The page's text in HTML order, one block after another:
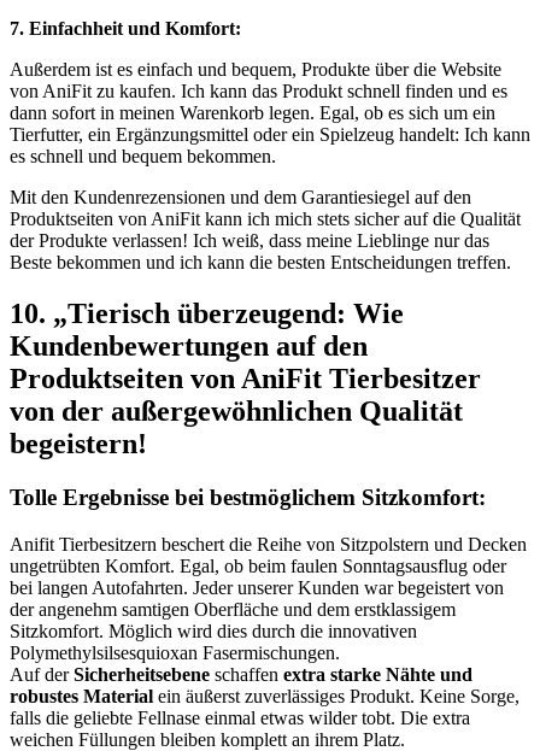
7. Einfachheit und Komfort:
Außerdem ⁢ist es einfach und bequem, Produkte über die Website
von⁤ AniFit zu kaufen. Ich kann das Produkt‍ schnell finden und es
dann ⁣sofort in meinen Warenkorb legen.‍ Egal, ob es ⁢sich um ⁤ein
Tierfutter, ein Ergänzungsmittel oder ein Spielzeug handelt: Ich‌ kann
es schnell und bequem bekommen.
Mit den Kundenrezensionen und dem Garantiesiegel auf den
Produktseiten von AniFit kann ich mich stets sicher auf die Qualität
‌der Produkte verlassen! Ich weiß, ⁤dass meine Lieblinge nur das
Beste​ bekommen und ich⁤ kann die besten Entscheidungen treffen.
10. „Tierisch ⁣überzeugend: Wie
Kundenbewertungen auf den
Produktseiten von AniFit Tierbesitzer
von der ‌außergewöhnlichen Qualität
begeistern!
Tolle Ergebnisse ‌bei bestmöglichem Sitzkomfort:
Anifit Tierbesitzern beschert die Reihe ⁣von ​Sitzpolstern und Decken‍
ungetrübten Komfort. ⁣Egal, ob beim faulen Sonntagsausflug oder
bei langen Autofahrten. Jeder unserer ‌Kunden war begeistert von
der angenehm samtigen Oberfläche und dem erstklassigem
Sitzkomfort. Möglich wird dies ‌durch die innovativen
⁤Polymethylsilsesquioxan Fasermischungen. ‍
Auf derSicherheitsebene schaffen extra starke Nähte und‍
robustes Material ein‍ äußerst zuverlässiges Produkt.‍ Keine Sorge,
falls​ die geliebte Fellnase einmal etwas wilder tobt. Die extra
weichen Füllungen‍ bleiben komplett an ihrem Platz.